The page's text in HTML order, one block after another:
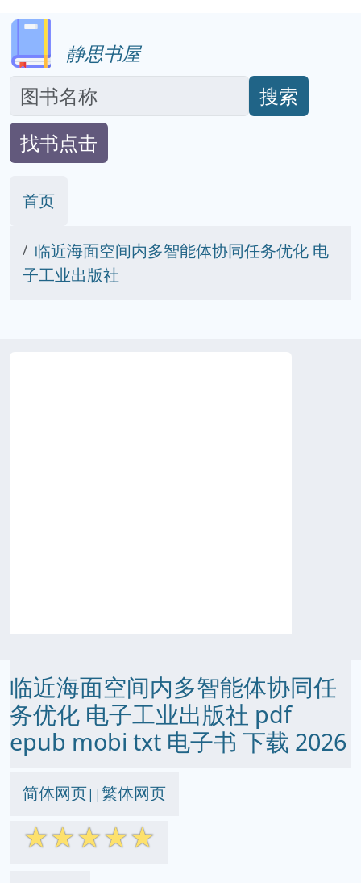
静思书屋
搜索
找书点击
首页
临近海面空间内多智能体协同任务优化 电
子工业出版社
临近海面空间内多智能体协同任
务优化 电子工业出版社 pdf
epub mobi txt 电子书 下载 2026
简体网页||繁体网页
☆☆☆☆☆